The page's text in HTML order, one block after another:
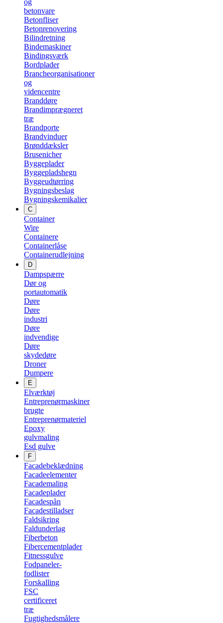
og
betonvare
Betonfliser
Betonrenovering
Bilindretning
Bindemaskiner
Bindingsværk
Bordplader
Brancheorganisationer
og
videncentre
Branddøre
Brandimprægneret
træ
Brandporte
Brandvinduer
Brønddæksler
Brusenicher
Byggeplader
Byggepladshegn
Byggeudtørring
Bygningsbeslag
Bygningskemikalier
C
Container
Wire
Containere
Containerlåse
Containerudlejning
D
Dampspærre
Dør og
portautomatik
Døre
Døre
industri
Døre
indvendige
Døre
skydedøre
Droner
Dumpere
E
Elværktøj
Entreprenørmaskiner
brugte
Entreprenørmateriel
Epoxy
gulvmaling
Esd gulve
F
Facadebeklædning
Facadeelementer
Facademaling
Facadeplader
Facadespån
Facadestilladser
Faldsikring
Faldunderlag
Fiberbeton
Fibercementplader
Fitnessgulve
Fodpaneler-
fodlister
Forskalling
FSC
certificeret
træ
Fugtighedsmålere